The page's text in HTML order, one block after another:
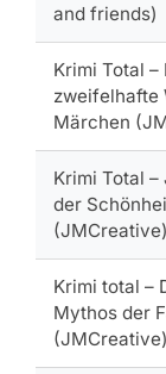
and friends)
Krimi Total –
zweifelhafte
Märchen
Krimi Total
der
(JMCreative)
Krimi total –
Mythos der
(JMCreative)